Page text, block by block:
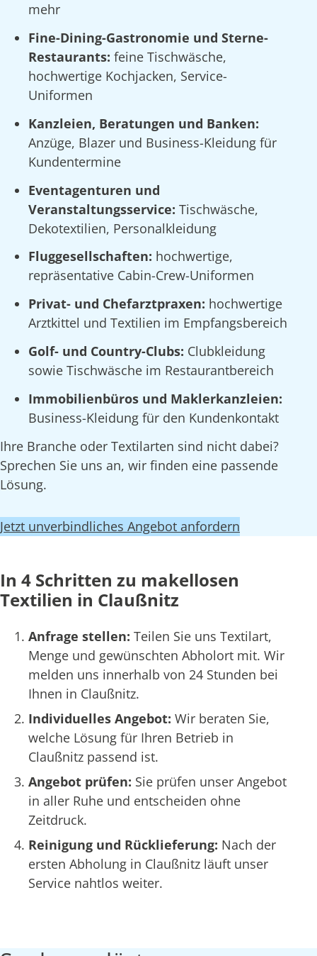
mehr
Fine-Dining-Gastronomie und Sterne-
Restaurants: feine Tischwäsche,
hochwertige Kochjacken, Service-
Uniformen
Kanzleien, Beratungen und Banken:
Anzüge, Blazer und Business-Kleidung für
Kundentermine
Eventagenturen und
Veranstaltungsservice: Tischwäsche,
Dekotextilien, Personalkleidung
Fluggesellschaften: hochwertige,
repräsentative Cabin-Crew-Uniformen
Privat- und Chefarztpraxen: hochwertige
Arztkittel und Textilien im Empfangsbereich
Golf- und Country-Clubs: Clubkleidung
sowie Tischwäsche im Restaurantbereich
Immobilienbüros und Maklerkanzleien:
Business-Kleidung für den Kundenkontakt
Ihre Branche oder Textilarten sind nicht dabei?
Sprechen Sie uns an, wir finden eine passende
Lösung.
Jetzt unverbindliches Angebot anfordern
In 4 Schritten zu makellosen
Textilien in Claußnitz
Anfrage stellen: Teilen Sie uns Textilart,
Menge und gewünschten Abholort mit. Wir
melden uns innerhalb von 24 Stunden bei
Ihnen in Claußnitz.
Individuelles Angebot: Wir beraten Sie,
welche Lösung für Ihren Betrieb in
Claußnitz passend ist.
Angebot prüfen: Sie prüfen unser Angebot
in aller Ruhe und entscheiden ohne
Zeitdruck.
Reinigung und Rücklieferung: Nach der
ersten Abholung in Claußnitz läuft unser
Service nahtlos weiter.